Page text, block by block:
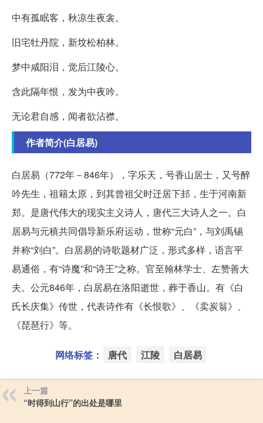
中有孤眠客，秋凉生夜衾。
旧宅牡丹院，新坟松柏林。
梦中咸阳泪，觉后江陵心。
含此隔年恨，发为中夜吟。
无论君自感，闻者欲沾襟。
作者简介(白居易)
白居易（772年－846年），字乐天，号香山居士，又号醉
吟先生，祖籍太原，到其曾祖父时迁居下邽，生于河南新
郑。是唐代伟大的现实主义诗人，唐代三大诗人之一。白
居易与元稹共同倡导新乐府运动，世称“元白”，与刘禹锡
并称“刘白”。白居易的诗歌题材广泛，形式多样，语言平
易通俗，有“诗魔”和“诗王”之称。官至翰林学士、左赞善大
夫。公元846年，白居易在洛阳逝世，葬于香山。有《白
氏长庆集》传世，代表诗作有《长恨歌》、《卖炭翁》、
《琵琶行》等。
网络标签： 唐代 江陵 白居易
上一篇
“时得到山行”的出处是哪里